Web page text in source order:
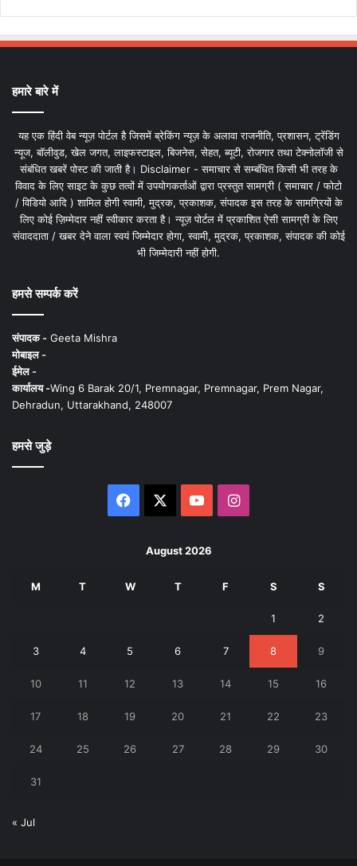
हमारे बारे में
यह एक हिंदी वेब न्यूज़ पोर्टल है जिसमें ब्रेकिंग न्यूज़ के अलावा राजनीति, प्रशासन, ट्रेंडिंग
न्यूज, बॉलीवुड, खेल जगत, लाइफस्टाइल, बिजनेस, सेहत, ब्यूटी, रोजगार तथा टेक्नोलॉजी से
संबंधित खबरें पोस्ट की जाती है। Disclaimer - समाचार से सम्बंधित किसी भी तरह के
विवाद के लिए साइट के कुछ तत्वों में उपयोगकर्ताओं द्वारा प्रस्तुत सामग्री ( समाचार / फोटो
/ विडियो आदि ) शामिल होगी स्वामी, मुद्रक, प्रकाशक, संपादक इस तरह के सामग्रियों के
लिए कोई ज़िम्मेदार नहीं स्वीकार करता है। न्यूज़ पोर्टल में प्रकाशित ऐसी सामग्री के लिए
संवाददाता / खबर देने वाला स्वयं जिम्मेदार होगा, स्वामी, मुद्रक, प्रकाशक, संपादक की कोई
भी जिम्मेदारी नहीं होगी.
हमसे सम्पर्क करें
संपादक - Geeta Mishra
मोबाइल -
ईमेल -
कार्यालय -Wing 6 Barak 20/1, Premnagar, Premnagar, Prem Nagar,
Dehradun, Uttarakhand, 248007
हमसे जुड़े
Facebook YouTubeInstagram
August 2026
M T W T F S S
1 2
3 4 5 6 7 8 9
10 11 12 13 14 15 16
17 18 19 20 21 22 23
24 25 26 27 28 29 30
31
« Jul